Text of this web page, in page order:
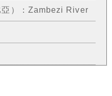
）：Zambezi River